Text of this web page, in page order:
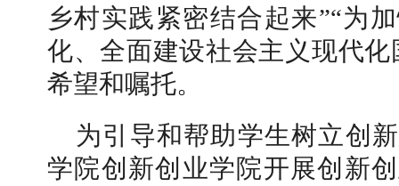
乡村实践紧密结合起来”“为
化、全面建设社会主义现代
希望和嘱托。
为引导和帮助学生树立创
学院创新创业学院开展创新